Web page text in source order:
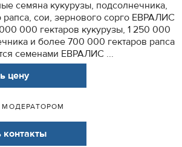
семяна кукурузы, подсолнечника,
рапса, сои, зернового сорго ЕВРАЛИС
000 гектаров кукурузы, 1 250 000
и более 700 000 гектаров рапса
семенами ЕВРАЛИС ...
цену
МОДЕРАТОРОМ
контакты